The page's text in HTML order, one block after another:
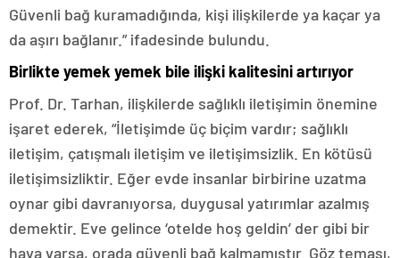
Güvenli bağ kuramadığında, kişi ilişkilerde ya kaçar ya
da aşırı bağlanır.” ifadesinde bulundu.
Birlikte yemek yemek bile ilişki kalitesini artırıyor
Prof. Dr. Tarhan, ilişkilerde sağlıklı iletişimin önemine
işaret ederek, “İletişimde üç biçim vardır; sağlıklı
iletişim, çatışmalı iletişim ve iletişimsizlik. En kötüsü
iletişimsizliktir. Eğer evde insanlar birbirine uzatma
oynar gibi davranıyorsa, duygusal yatırımlar azalmış
demektir. Eve gelince ‘otelde hoş geldin’ der gibi bir
hava varsa, orada güvenli bağ kalmamıştır. Göz teması,